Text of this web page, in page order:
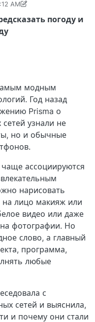
AM
12, 2018, 11:12 AM
погоду и
модным
Год назад
Prisma о
узнали не
но и обычные
ассоциируются
нарисовать
на лицо макияж или
видео или даже
фотографии. Но
слово, а главный
программа,
любые
с
сетей и выяснила,
и почему они стали